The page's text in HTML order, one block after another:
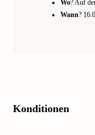
Wo? Auf
Wann?
Konditionen